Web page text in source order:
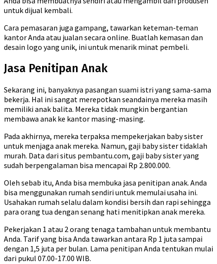
untuk dijual kembali.
Cara pemasaran juga gampang, tawarkan keteman-teman
kantor Anda atau jualan secara online. Buatlah kemasan dan
desain logo yang unik, ini untuk menarik minat pembeli.
Jasa Penitipan Anak
Sekarang ini, banyaknya pasangan suami istri yang sama-sama
bekerja. Hal ini sangat merepotkan seandainya mereka masih
memiliki anak balita. Mereka tidak mungkin bergantian
membawa anak ke kantor masing-masing.
Pada akhirnya, mereka terpaksa mempekerjakan baby sister
untuk menjaga anak mereka. Namun, gaji baby sister tidaklah
murah. Data dari situs pembantu.com, gaji baby sister yang
sudah berpengalaman bisa mencapai Rp 2.800.000.
Oleh sebab itu, Anda bisa membuka jasa penitipan anak. Anda
bisa menggunakan rumah sendiri untuk memulai usaha ini.
Usahakan rumah selalu dalam kondisi bersih dan rapi sehingga
para orang tua dengan senang hati menitipkan anak mereka.
Pekerjakan 1 atau 2 orang tenaga tambahan untuk membantu
Anda. Tarif yang bisa Anda tawarkan antara Rp 1 juta sampai
dengan 1,5 juta per bulan. Lama penitipan Anda tentukan mulai
dari pukul 07.00-17.00 WIB.